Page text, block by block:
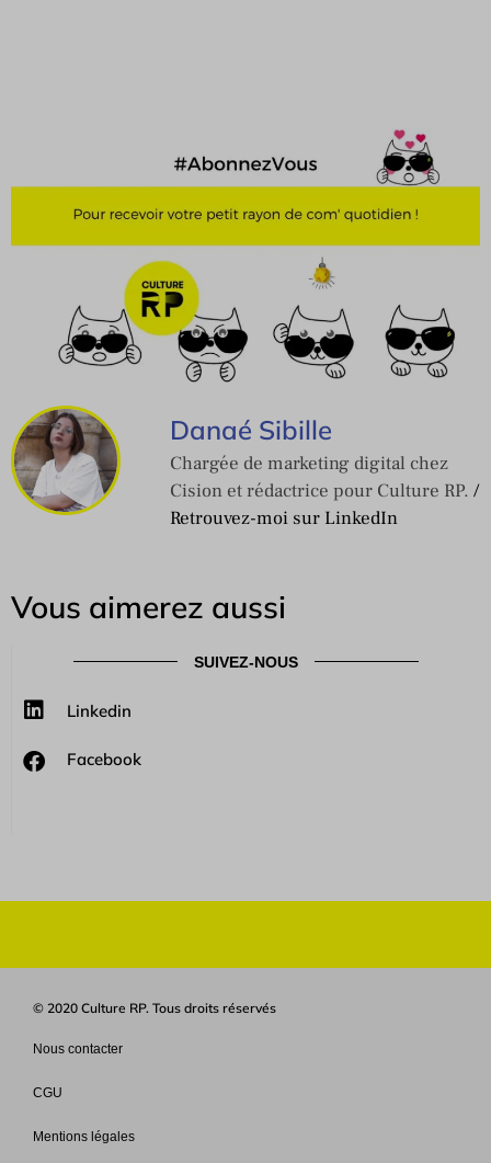
Danaé Sibille
Chargée de marketing digital chez
Cision et rédactrice pour Culture RP. /
Retrouvez-moi sur LinkedIn
Vous aimerez aussi
SUIVEZ-NOUS
Linkedin
Facebook
© 2020 Culture RP. Tous droits réservés
Nous contacter
CGU
Mentions légales